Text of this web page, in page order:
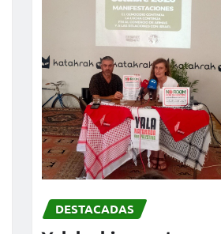
DESTACADAS